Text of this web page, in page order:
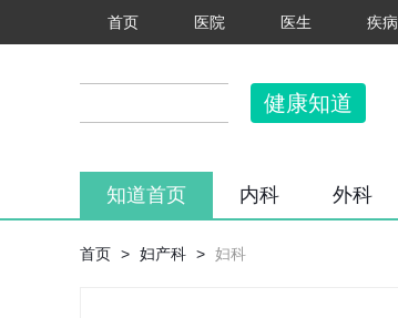
首页 医院 医生 疾病
健康知道
知道首页 内科 外科
首页 > 妇产科 > 妇科